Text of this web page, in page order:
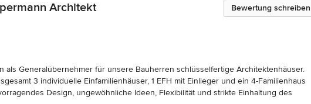
Bewertung schreiben
Architekt
5 Sternen
als Generalübernehmer für unsere Bauherren schlüsselfertige Architektenhäuser.
3 individuelle Einfamilienhäuser, 1 EFH mit Einlieger und ein 4-Familienhaus
Design, ungewöhnliche Ideen, Flexibilität und strikte Einhaltung des